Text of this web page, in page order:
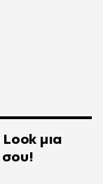
Look μια
σου!